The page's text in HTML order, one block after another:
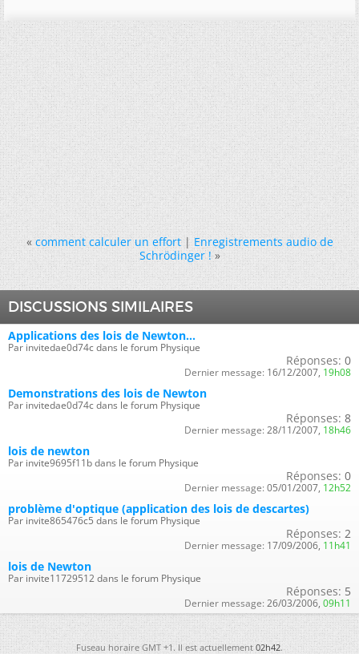
« comment calculer un effort|Enregistrements audio de
Schrödinger ! »
DISCUSSIONS SIMILAIRES
Applications des lois de Newton...
Par invitedae0d74c dans le forum Physique
Réponses: 0
Dernier message: 16/12/2007, 19h08
Demonstrations des lois de Newton
Par invitedae0d74c dans le forum Physique
Réponses: 8
Dernier message: 28/11/2007, 18h46
lois de newton
Par invite9695f11b dans le forum Physique
Réponses: 0
Dernier message: 05/01/2007, 12h52
problème d'optique (application des lois de descartes)
Par invite865476c5 dans le forum Physique
Réponses: 2
Dernier message: 17/09/2006, 11h41
lois de Newton
Par invite11729512 dans le forum Physique
Réponses: 5
Dernier message: 26/03/2006, 09h11
Fuseau horaire GMT +1. Il est actuellement02h42.